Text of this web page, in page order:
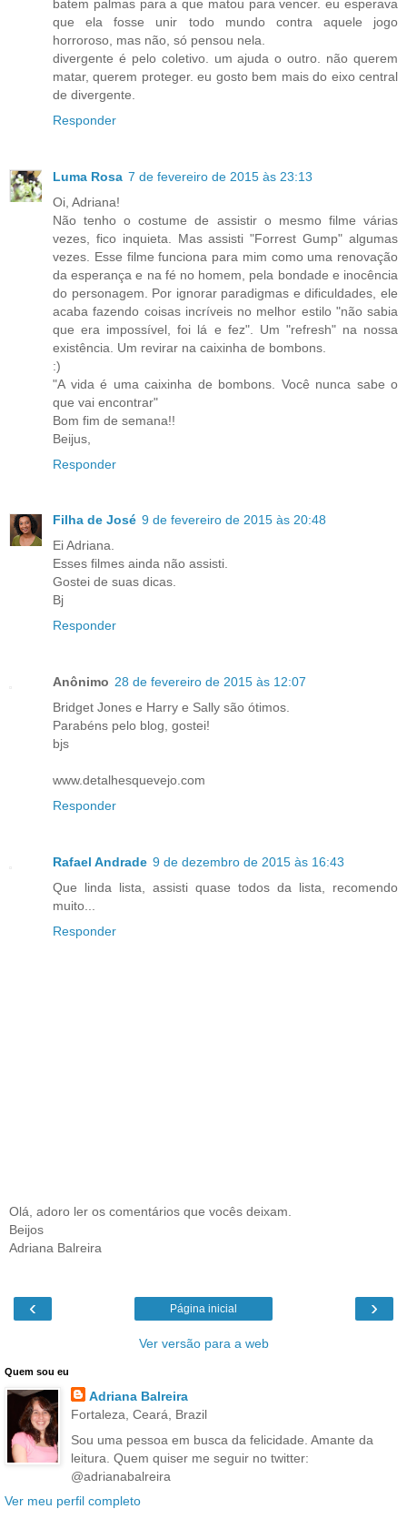
batem palmas para a que matou para vencer. eu esperava
que ela fosse unir todo mundo contra aquele jogo
horroroso, mas não, só pensou nela.
divergente é pelo coletivo. um ajuda o outro. não querem
matar, querem proteger. eu gosto bem mais do eixo central
de divergente.
Responder
Luma Rosa 7 de fevereiro de 2015 às 23:13
Oi, Adriana!
Não tenho o costume de assistir o mesmo filme várias
vezes, fico inquieta. Mas assisti "Forrest Gump" algumas
vezes. Esse filme funciona para mim como uma renovação
da esperança e na fé no homem, pela bondade e inocência
do personagem. Por ignorar paradigmas e dificuldades, ele
acaba fazendo coisas incríveis no melhor estilo "não sabia
que era impossível, foi lá e fez". Um "refresh" na nossa
existência. Um revirar na caixinha de bombons.
:)
"A vida é uma caixinha de bombons. Você nunca sabe o
que vai encontrar"
Bom fim de semana!!
Beijus,
Responder
Filha de José 9 de fevereiro de 2015 às 20:48
Ei Adriana.
Esses filmes ainda não assisti.
Gostei de suas dicas.
Bj
Responder
Anônimo 28 de fevereiro de 2015 às 12:07
Bridget Jones e Harry e Sally são ótimos.
Parabéns pelo blog, gostei!
bjs
www.detalhesquevejo.com
Responder
Rafael Andrade 9 de dezembro de 2015 às 16:43
Que linda lista, assisti quase todos da lista, recomendo
muito...
Responder
Olá, adoro ler os comentários que vocês deixam.
Beijos
Adriana Balreira
‹ ›
Página inicial
Ver versão para a web
Quem sou eu
Adriana Balreira
Fortaleza, Ceará, Brazil
Sou uma pessoa em busca da felicidade. Amante da
leitura. Quem quiser me seguir no twitter:
@adrianabalreira
Ver meu perfil completo